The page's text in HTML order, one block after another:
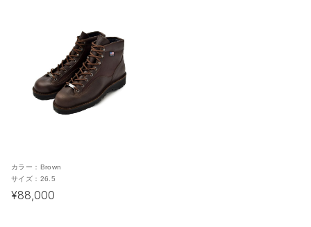
カラー： Brown
サイズ： 26.5
¥88,000